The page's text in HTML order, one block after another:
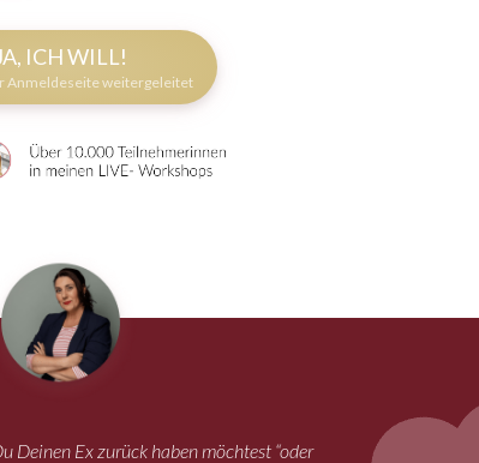
ICH WILL!
Anmeldeseite weitergeleitet
Deinen Ex zurück haben möchtest “oder